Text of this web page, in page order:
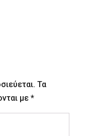
Τα
με *